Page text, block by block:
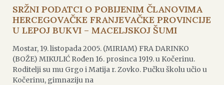
SRŽNI PODATCI O POBIJENIM ČLANOVIMA
HERCEGOVAČKE FRANJEVAČKE PROVINCIJE
U LEPOJ BUKVI – MACELJSKOJ ŠUMI
Mostar, 19. listopada 2005. (MIRIAM) FRA DARINKO
(BOŽE) MIKULIĆ Rođen 16. prosinca 1919. u Kočerinu.
Roditelji su mu Grgo i Matija r. Zovko. Pučku školu učio u
Kočerinu, gimnaziju na